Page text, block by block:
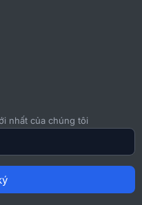
nhất của chúng tôi